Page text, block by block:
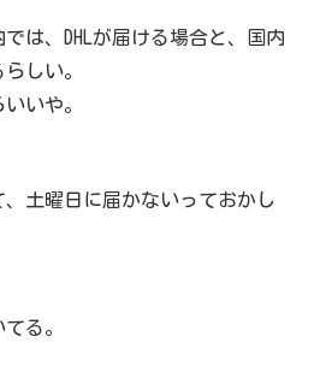
は、DHLが届ける場合と、国内
しい。
いや。
土曜日に届かないっておかし
る。